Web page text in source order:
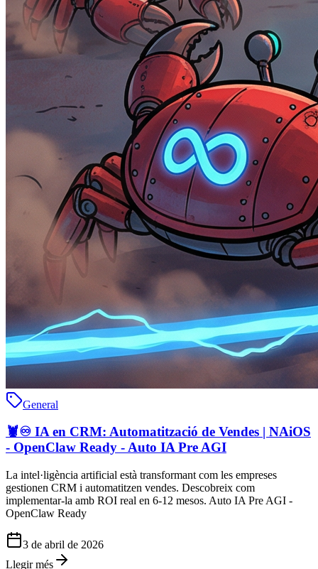
General
🦞♾️ IA en CRM: Automatització de Vendes | NAiOS
- OpenClaw Ready - Auto IA Pre AGI
La intel·ligència artificial està transformant com les empreses
gestionen CRM i automatitzen vendes. Descobreix com
implementar-la amb ROI real en 6-12 mesos. Auto IA Pre AGI -
OpenClaw Ready
3 de abril de 2026
Llegir més